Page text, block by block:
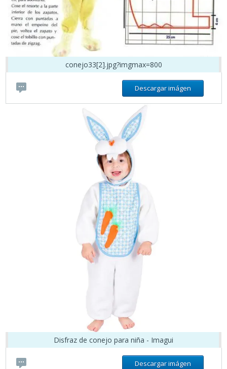
conejo33[2].jpg?imgmax=800
Descargar imágen
Disfraz de conejo para niña - Imagui
Descargar imágen